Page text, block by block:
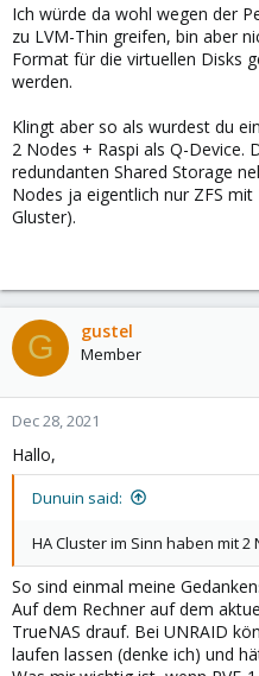
Ich würde da wohl wegen der
zu LVM-Thin greifen, bin aber
Format für die virtuellen Disks
werden.
Klingt aber so als wurdest du
2 Nodes + Raspi als Q-Device.
redundanten Shared Storage
Nodes ja eigentlich nur ZFS
Gluster).
G gustel
Member
Dec 28, 2021
Hallo,
Dunuin said:
HA Cluster im Sinn haben mit 2
So sind einmal meine
Auf dem Rechner auf dem
TrueNAS drauf. Bei UNRAID
laufen lassen (denke ich) und